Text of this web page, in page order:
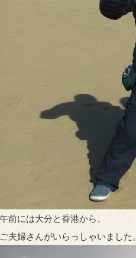
午前には大分と香港から、
ご夫婦さんがいらっしゃいました。